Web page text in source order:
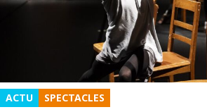
ACTU SPECTACLES